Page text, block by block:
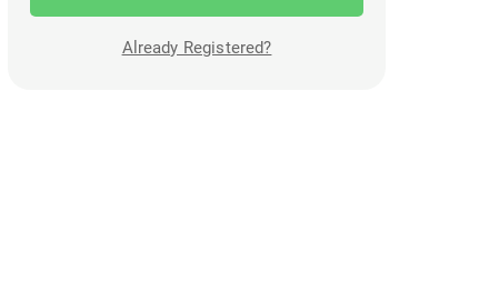
Already Registered?